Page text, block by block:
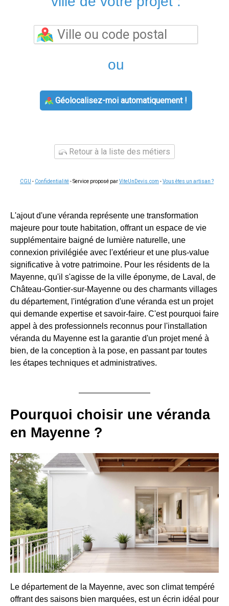
ou
Géolocalisez-moi automatiquement !
Retour à la liste des métiers
CGU - Confidentialité- Service proposé parViteUnDevis.com -Vous êtes un artisan ?
L'ajout d'une véranda représente une transformation
majeure pour toute habitation, offrant un espace de vie
supplémentaire baigné de lumière naturelle, une
connexion privilégiée avec l'extérieur et une plus-value
significative à votre patrimoine. Pour les résidents de la
Mayenne, qu'il s'agisse de la ville éponyme, de Laval, de
Château-Gontier-sur-Mayenne ou des charmants villages
du département, l'intégration d'une véranda est un projet
qui demande expertise et savoir-faire. C'est pourquoi faire
appel à des professionnels reconnus pour l'installation
véranda du Mayenne est la garantie d'un projet mené à
bien, de la conception à la pose, en passant par toutes
les étapes techniques et administratives.
Pourquoi choisir une véranda
en Mayenne ?
Le département de la Mayenne, avec son climat tempéré
offrant des saisons bien marquées, est un écrin idéal pour